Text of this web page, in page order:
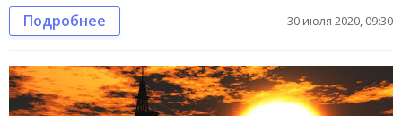
Подробнее 30 июля 2020, 09:30